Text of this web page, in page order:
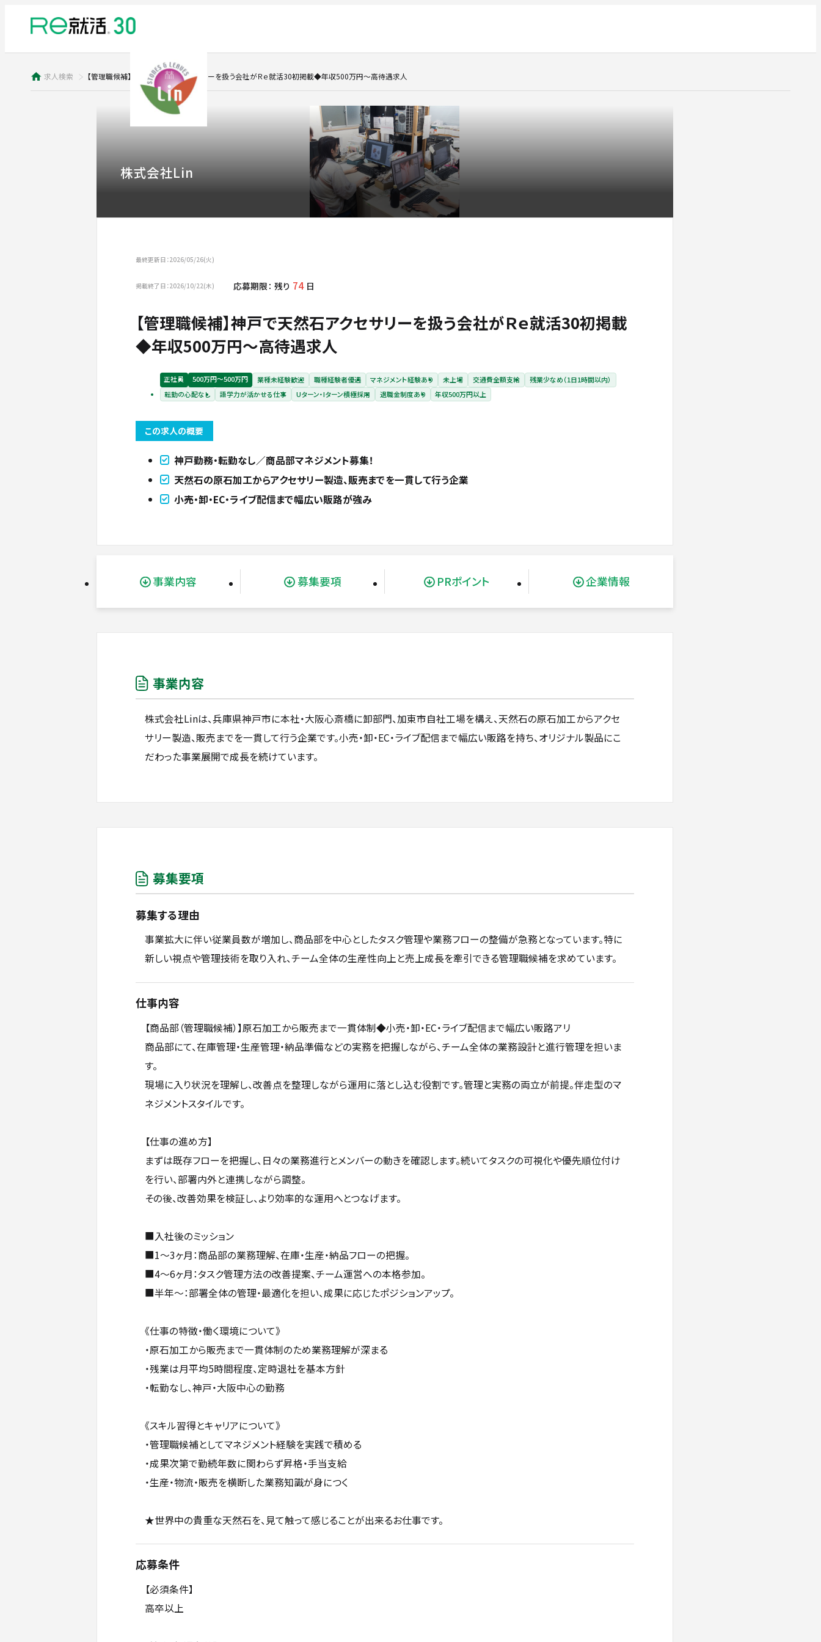
求人検索 【管理職候補】神戸で天然石アクセサリーを扱う会社がＲｅ就活30初掲載◆年収500万円～高待遇求人
株式会社Lin
最終更新日：2026/05/26(火)
掲載終了日：2026/10/22(木) 応募期限： 残り 74 日
【管理職候補】神戸で天然石アクセサリーを扱う会社がＲｅ就活30初掲載
◆年収500万円～高待遇求人
正社員 500万円〜500万円 業種未経験歓迎 職種経験者優遇 マネジメント経験あり 未上場 交通費全額支給
残業少なめ（1日1時間以内）
転勤の心配なし
語学力が活かせる仕事 Uターン・Iターン積極採用 退職金制度あり 年収500万円以上
この求人の概要
神戸勤務・転勤なし／商品部マネジメント募集！
天然石の原石加工からアクセサリー製造、販売までを一貫して行う企業
小売・卸・EC・ライブ配信まで幅広い販路が強み
事業内容 募集要項 PRポイント 企業情報
事業内容
株式会社Linは、兵庫県神戸市に本社・大阪心斎橋に卸部門、加東市自社工場を構え、天然石の原石加工からアクセ
サリー製造、販売までを一貫して行う企業です。小売・卸・EC・ライブ配信まで幅広い販路を持ち、オリジナル製品にこ
だわった事業展開で成長を続けています。
募集要項
募集する理由
事業拡大に伴い従業員数が増加し、商品部を中心としたタスク管理や業務フローの整備が急務となっています。特に
新しい視点や管理技術を取り入れ、チーム全体の生産性向上と売上成長を牽引できる管理職候補を求めています。
仕事内容
【商品部（管理職候補）】原石加工から販売まで一貫体制◆小売・卸・EC・ライブ配信まで幅広い販路アリ
商品部にて、在庫管理・生産管理・納品準備などの実務を把握しながら、チーム全体の業務設計と進行管理を担いま
す。
現場に入り状況を理解し、改善点を整理しながら運用に落とし込む役割です。管理と実務の両立が前提。伴走型のマ
ネジメントスタイルです。
【仕事の進め方】
まずは既存フローを把握し、日々の業務進行とメンバーの動きを確認します。続いてタスクの可視化や優先順位付け
を行い、部署内外と連携しながら調整。
その後、改善効果を検証し、より効率的な運用へとつなげます。
■入社後のミッション
■1〜3ヶ月：商品部の業務理解、在庫・生産・納品フローの把握。
■4〜6ヶ月：タスク管理方法の改善提案、チーム運営への本格参加。
■半年〜：部署全体の管理・最適化を担い、成果に応じたポジションアップ。
《仕事の特徴・働く環境について》
・原石加工から販売まで一貫体制のため業務理解が深まる
・残業は月平均5時間程度、定時退社を基本方針
・転勤なし、神戸・大阪中心の勤務
《スキル習得とキャリアについて》
・管理職候補としてマネジメント経験を実践で積める
・成果次第で勤続年数に関わらず昇格・手当支給
・生産・物流・販売を横断した業務知識が身につく
★世界中の貴重な天然石を、見て触って感じることが出来るお仕事です。
応募条件
【必須条件】
高卒以上